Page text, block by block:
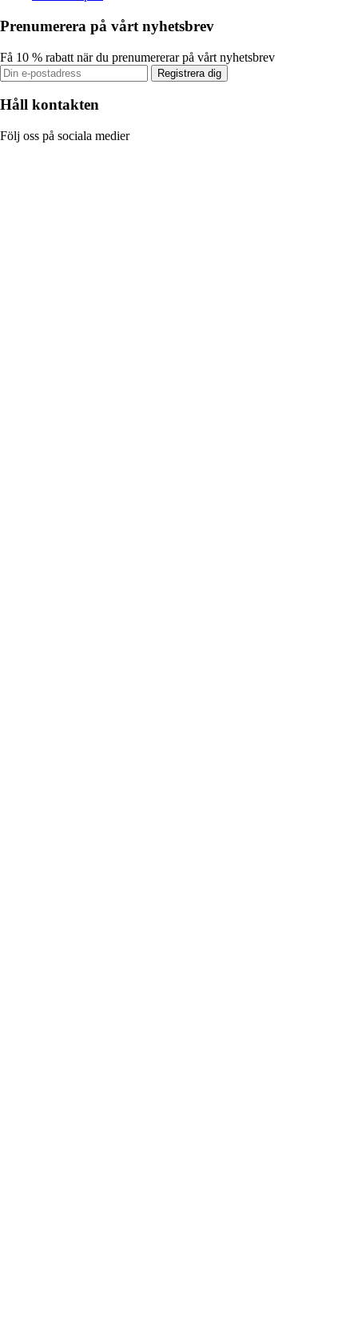
Prenumerera på vårt nyhetsbrev
Få 10 % rabatt när du prenumererar på vårt nyhetsbrev
Registrera dig
Håll kontakten
Följ oss på sociala medier